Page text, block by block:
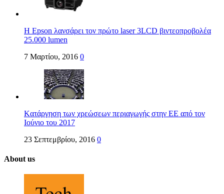
Η Epson λανσάρει τον πρώτο laser 3LCD βιντεοπροβολέα
25.000 lumen
7 Μαρτίου, 2016 0
Kατάργηση των χρεώσεων περιαγωγής στην ΕΕ από τον
Ιούνιο του 2017
23 Σεπτεμβρίου, 2016 0
About us